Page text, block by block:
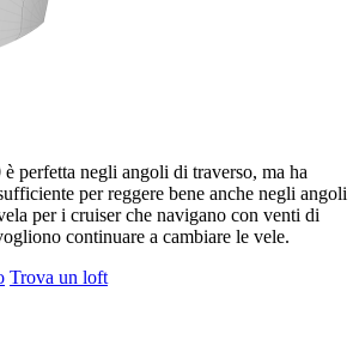
perfetta negli angoli di traverso, ma ha
per reggere bene anche negli angoli
per i cruiser che navigano con venti di
continuare a cambiare le vele.
Trova un loft